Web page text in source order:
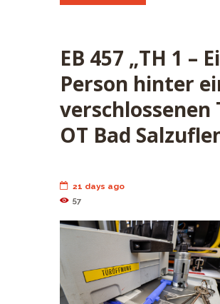
EB 457 „TH 1 –
Person hinter
verschlossenen
OT Bad
21 days ago
57